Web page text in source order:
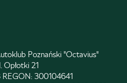
Poznański "Octavius"
Opłotki 21
300104641